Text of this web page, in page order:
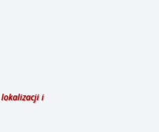
lokalizacji i